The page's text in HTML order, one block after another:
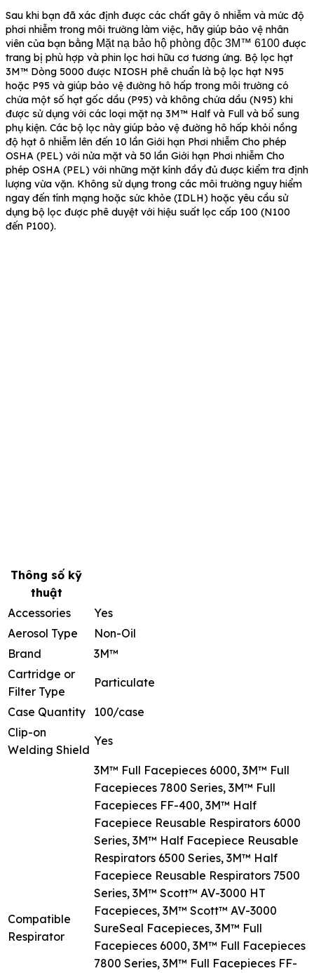
Sau khi bạn đã xác định được các chất gây ô nhiễm và mức độ
phơi nhiễm trong môi trường làm việc, hãy giúp bảo vệ nhân
viên của bạn bằng Mặt nạ bảo hộ phòng độc 3M™ 6100 được
trang bị phù hợp và phin lọc hơi hữu cơ tương ứng. Bộ lọc hạt
3M™ Dòng 5000 được NIOSH phê chuẩn là bộ lọc hạt N95
hoặc P95 và giúp bảo vệ đường hô hấp trong môi trường có
chứa một số hạt gốc dầu (P95) và không chứa dầu (N95) khi
được sử dụng với các loại mặt nạ 3M™ Half và Full và bổ sung
phụ kiện. Các bộ lọc này giúp bảo vệ đường hô hấp khỏi nồng
độ hạt ô nhiễm lên đến 10 lần Giới hạn Phơi nhiễm Cho phép
OSHA (PEL) với nửa mặt và 50 lần Giới hạn Phơi nhiễm Cho
phép OSHA (PEL) với những mặt kính đầy đủ được kiểm tra định
lượng vừa vặn. Không sử dụng trong các môi trường nguy hiểm
ngay đến tính mạng hoặc sức khỏe (IDLH) hoặc yêu cầu sử
dụng bộ lọc được phê duyệt với hiệu suất lọc cấp 100 (N100
đến P100).
Thông số kỹ
thuật
Accessories
Yes
Aerosol Type
Non-Oil
Brand
3M™
Cartridge or
Filter Type
Particulate
Case Quantity
100/case
Clip-on
Welding Shield
Yes
Compatible
Respirator
3M™ Full Facepieces 6000, 3M™ Full
Facepieces 7800 Series, 3M™ Full
Facepieces FF-400, 3M™ Half
Facepiece Reusable Respirators 6000
Series, 3M™ Half Facepiece Reusable
Respirators 6500 Series, 3M™ Half
Facepiece Reusable Respirators 7500
Series, 3M™ Scott™ AV-3000 HT
Facepieces, 3M™ Scott™ AV-3000
SureSeal Facepieces, 3M™ Full
Facepieces 6000, 3M™ Full Facepieces
7800 Series, 3M™ Full Facepieces FF-